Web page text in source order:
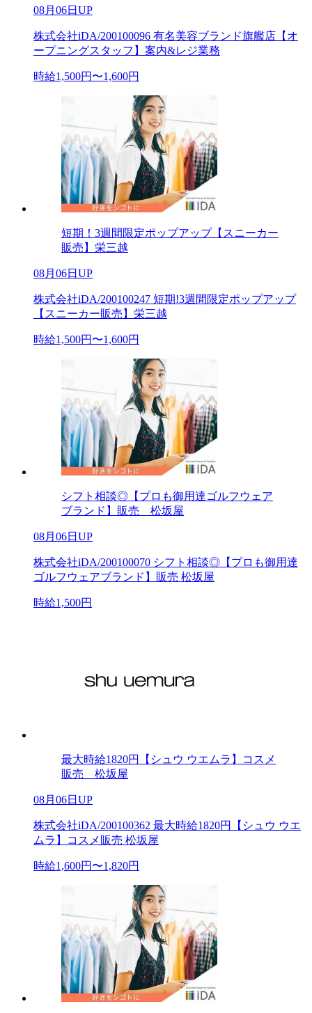
08月06日UP
株式会社iDA/200100096 有名美容ブランド旗艦店【オ
ープニングスタッフ】案内&レジ業務
時給1,500円〜1,600円
短期！3週間限定ポップアップ【スニーカー
販売】栄三越
08月06日UP
株式会社iDA/200100247 短期!3週間限定ポップアップ
【スニーカー販売】栄三越
時給1,500円〜1,600円
シフト相談◎【プロも御用達ゴルフウェア
ブランド】販売 松坂屋
08月06日UP
株式会社iDA/200100070 シフト相談◎【プロも御用達
ゴルフウェアブランド】販売 松坂屋
時給1,500円
最大時給1820円【シュウ ウエムラ】コスメ
販売 松坂屋
08月06日UP
株式会社iDA/200100362 最大時給1820円【シュウ ウエ
ムラ】コスメ販売 松坂屋
時給1,600円〜1,820円